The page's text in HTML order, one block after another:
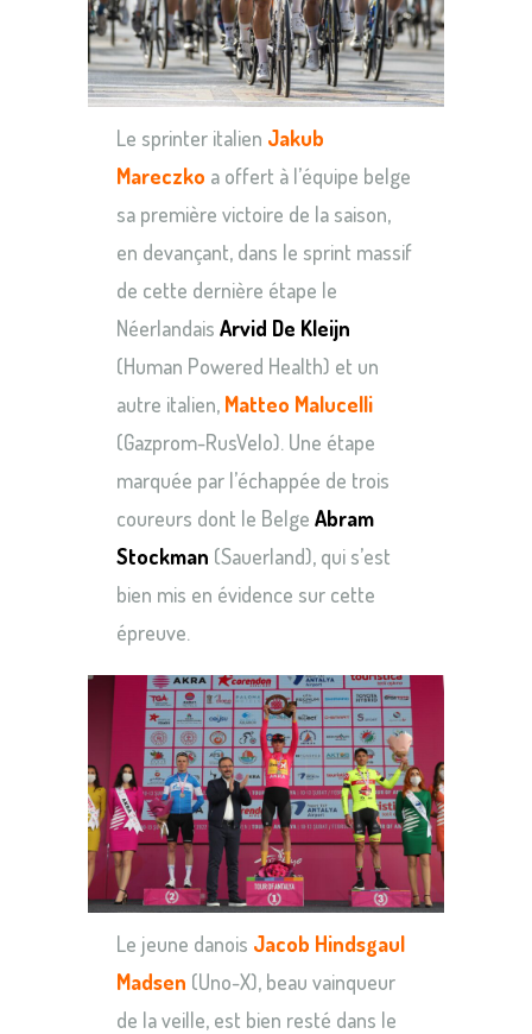
Le sprinter italien Jakub
Mareczko a offert à l’équipe belge
sa première victoire de la saison,
en devançant, dans le sprint massif
de cette dernière étape le
Néerlandais Arvid De Kleijn
(Human Powered Health) et un
autre italien, Matteo Malucelli
(Gazprom-RusVelo). Une étape
marquée par l’échappée de trois
coureurs dont le Belge Abram
Stockman (Sauerland), qui s’est
bien mis en évidence sur cette
épreuve.
Le jeune danois Jacob Hindsgaul
Madsen (Uno-X), beau vainqueur
de la veille, est bien resté dans le